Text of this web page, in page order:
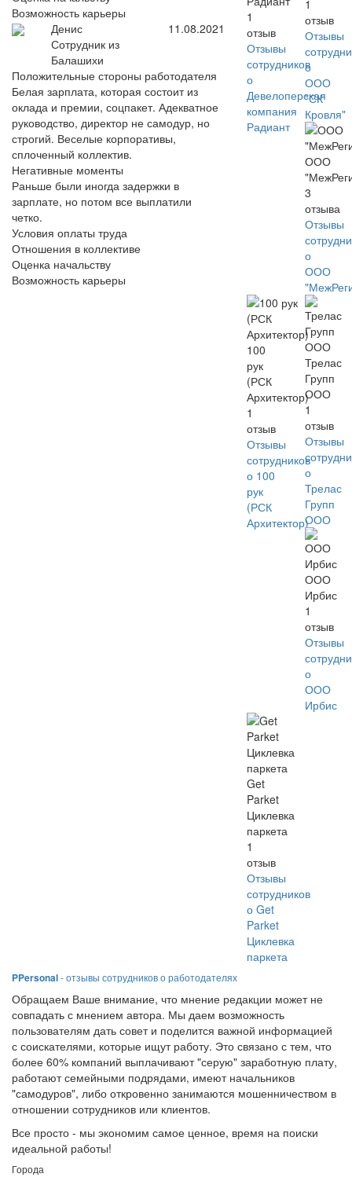
Возможность карьеры
Денис
Сотрудник из
Балашихи
11.08.2021
Положительные стороны работодателя
Белая зарплата, которая состоит из
оклада и премии, соцпакет. Адекватное
руководство, директор не самодур, но
строгий. Веселые корпоративы,
сплоченный коллектив.
Негативные моменты
Раньше были иногда задержки в
зарплате, но потом все выплатили
четко.
Условия оплаты труда
Отношения в коллективе
Оценка начальству
Возможность карьеры
1
отзыв
Отзывы
сотрудников
о
Девелоперская
компания
Радиант
1
отзыв
Отзывы
о
ООО
"СК
Кровля"
ООО
3
отзыва
Отзывы
о
ООО
100
рук
(РСК
Архитектор)
1
отзыв
Отзывы
сотрудников
о 100
рук
(РСК
Архитектор)
Трелас
Групп
ООО
1
отзыв
Отзывы
о
Трелас
Групп
ООО
ООО
Ирбис
1
отзыв
Отзывы
о
ООО
Ирбис
Get
Parket
Циклевка
паркета
1
отзыв
Отзывы
сотрудников
о Get
Parket
Циклевка
паркета
PPersonal- отзывы сотрудников о работодателях
Обращаем Ваше внимание, что мнение редакции может не
совпадать с мнением автора. Мы даем возможность
пользователям дать совет и поделится важной информацией
с соискателями, которые ищут работу. Это связано с тем, что
более 60% компаний выплачивают "серую" заработную плату,
работают семейными подрядами, имеют начальников
"самодуров", либо откровенно занимаются мошенничеством в
отношении сотрудников или клиентов.
Все просто - мы экономим самое ценное, время на поиски
идеальной работы!
Города